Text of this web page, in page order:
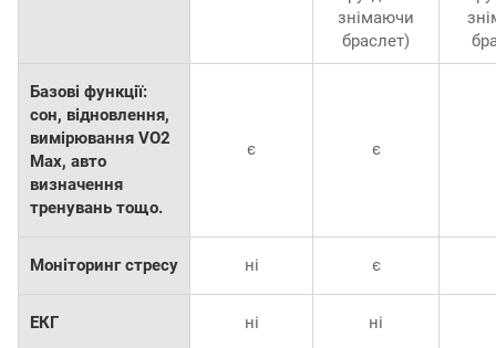
знімаючи
браслет)
Базові функції:
сон, відновлення,
вимірювання VO2
Max, авто
визначення
тренувань тощо.
є є
Моніторинг стресу ні є
ЕКГ ні ні